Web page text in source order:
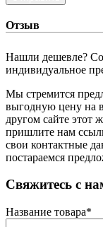
Отзыв
Нашли дешевле?
индивидуальное
Мы стремится
выгодную цену на
другом сайте этот
пришлите нам
свои контактные
постараемся
­Свяжитесь с
Название товара*